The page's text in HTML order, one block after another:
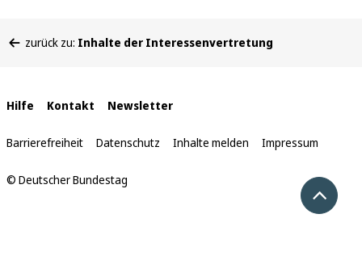
befinden
zurück zu: Inhalte der Interessenvertretung
Interne
Links
Hilfe Kontakt Newsletter
Barrierefreiheit Datenschutz Inhalte melden Impressum
© Deutscher Bundestag